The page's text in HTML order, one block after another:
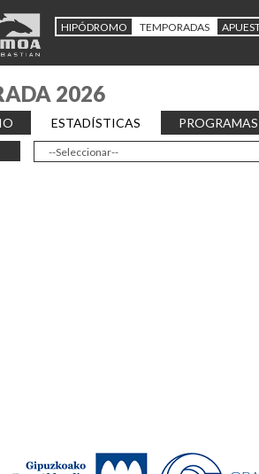
HIPÓDROMO TEMPORADAS
2026
ESTADÍSTICAS